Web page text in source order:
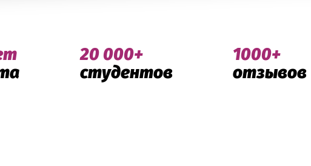
20 000+
студентов
1000+
отзывов